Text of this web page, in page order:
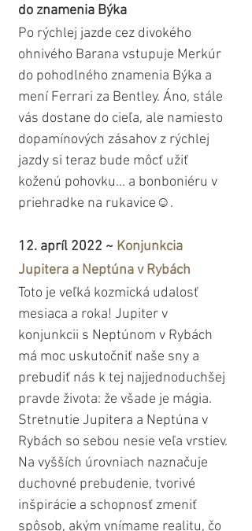
do znamenia Býka
Po rýchlej jazde cez divokého
ohnivého Barana vstupuje Merkúr
do pohodlného znamenia Býka a
mení Ferrari za Bentley. Áno, stále
vás dostane do cieľa, ale namiesto
dopamínových zásahov z rýchlej
jazdy si teraz bude môcť užiť
koženú pohovku... a bonboniéru v
priehradke na rukavice☺️.
12. apríl 2022 ~ Konjunkcia
Jupitera a Neptúna v Rybách
Toto je veľká kozmická udalosť
mesiaca a roka! Jupiter v
konjunkcii s Neptúnom v Rybách
má moc uskutočniť naše sny a
prebudiť nás k tej najjednoduchšej
pravde života: že všade je mágia.
Stretnutie Jupitera a Neptúna v
Rybách so sebou nesie veľa vrstiev.
Na vyšších úrovniach naznačuje
duchovné prebudenie, tvorivé
inšpirácie a schopnosť zmeniť
spôsob, akým vnímame realitu, čo